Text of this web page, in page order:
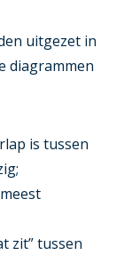
uitgezet in
diagrammen
is tussen
zit” tussen